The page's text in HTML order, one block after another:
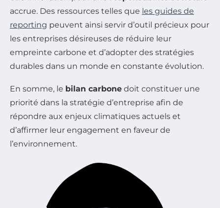
accrue. Des ressources telles que les guides de
reporting peuvent ainsi servir d’outil précieux pour
les entreprises désireuses de réduire leur
empreinte carbone et d’adopter des stratégies
durables dans un monde en constante évolution.
En somme, le bilan carbone doit constituer une
priorité dans la stratégie d’entreprise afin de
répondre aux enjeux climatiques actuels et
d’affirmer leur engagement en faveur de
l’environnement.